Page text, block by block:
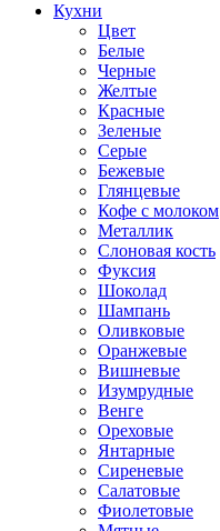
Кухни
Цвет
Белые
Черные
Желтые
Красные
Зеленые
Серые
Бежевые
Глянцевые
Кофе с молоком
Металлик
Слоновая кость
Фуксия
Шоколад
Шампань
Оливковые
Оранжевые
Вишневые
Изумрудные
Венге
Ореховые
Янтарные
Сиреневые
Салатовые
Фиолетовые